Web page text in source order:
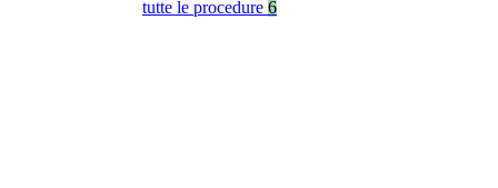
tutte le procedure 6